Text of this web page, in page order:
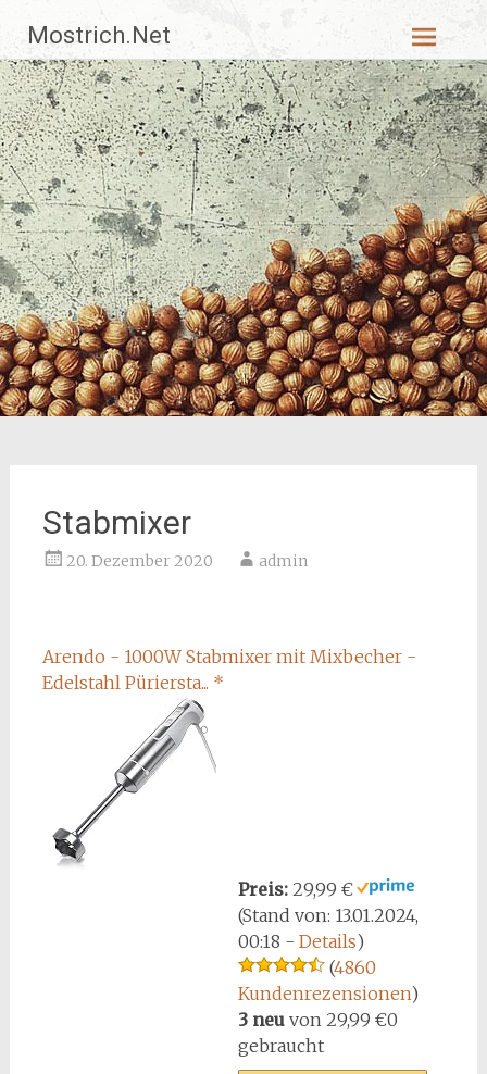
Inhalt
springen
Mostrich.Net
Stabmixer
20. Dezember 2020 admin
Arendo - 1000W Stabmixer mit Mixbecher -
Edelstahl Püriersta... *
Preis: 29,99 €
(Stand von: 13.01.2024,
00:18 - Details)
(4860
Kundenrezensionen)
3 neuvon 29,99 €0
gebraucht